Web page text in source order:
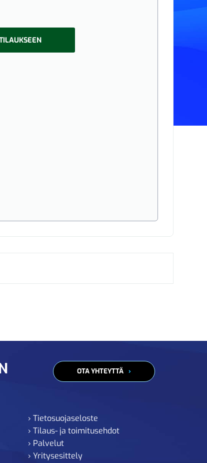
OTA YHTEYTTÄ
› Tietosuojaseloste
› Tilaus- ja toimitusehdot
› Palvelut
› Yritysesittely